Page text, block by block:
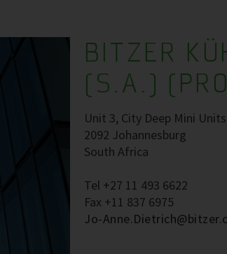
BITZER
(S.A.)
Unit 3, City Deep Mini
2092 Johannesburg
South Africa
Tel +27 11 493 6622
Fax +11 837 6975
Jo-